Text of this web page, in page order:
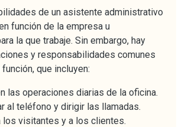
de un asistente administrativo
función de la empresa u
la que trabaje. Sin embargo, hay
y responsabilidades comunes
que incluyen:
las operaciones diarias de la oficina.
al teléfono y dirigir las llamadas.
los visitantes y a los clientes.